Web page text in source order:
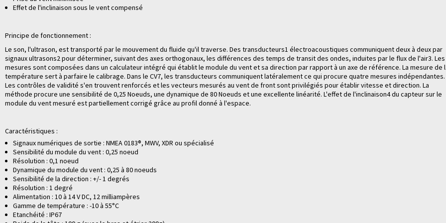
Effet de l'inclinaison sous le vent compensé
Principe de fonctionnement :
Le son, l'ultrason, est transporté par le mouvement du fluide qu'il traverse. Des transducteurs1 électroacoustiques communiquent deux à deux par
signaux ultrasons2 pour déterminer, suivant des axes orthogonaux, les différences des temps de transit des ondes, induites par le flux de l'air3. Les
mesures sont composées dans un calculateur intégré qui établit le module du vent et sa direction par rapport à un axe de référence. La mesure de
température sert à parfaire le calibrage. Dans le CV7, les transducteurs communiquent latéralement ce qui procure quatre mesures indépendantes.
Les contrôles de validité s'en trouvent renforcés et les vecteurs mesurés au vent de front sont privilégiés pour établir vitesse et direction. La
méthode procure une sensibilité de 0,25 Noeuds, une dynamique de 80 Noeuds et une excellente linéarité. L'effet de l'inclinaison4 du capteur sur le
module du vent mesuré est partiellement corrigé grâce au profil donné à l'espace.
Caractéristiques :
Signaux numériques de sortie : NMEA 0183®, MWV, XDR ou spécialisé
Sensibilité du module du vent : 0,25 noeud
Résolution : 0,1 noeud
Dynamique du module du vent : 0,25 à 80 noeuds
Sensibilité de la direction : +/- 1 degrés
Résolution : 1 degré
Alimentation : 10 à 14 V DC, 12 milliampères
Gamme de température : -10 à 55°C
Etanchéité : IP67